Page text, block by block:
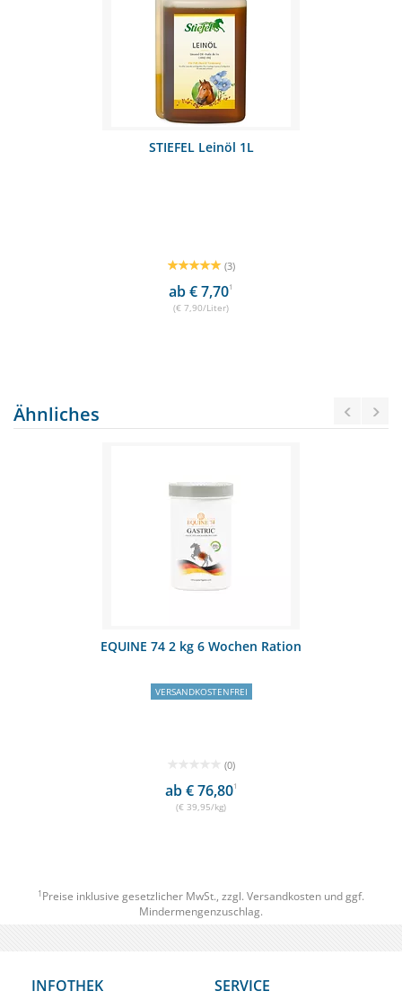
STIEFEL Leinöl 1L
(3)
ab € 7,701
(€ 7,90/Liter)
Ähnliches
EQUINE 74 2 kg 6 Wochen Ration
VERSANDKOSTENFREI
(0)
ab € 76,801
(€ 39,95/kg)
1 Preise inklusive gesetzlicher MwSt., zzgl. Versandkosten und ggf.
Mindermengenzuschlag.
INFOTHEK SERVICE